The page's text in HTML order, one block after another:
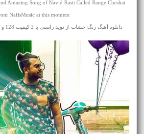
Amazing Song of Navid Rasti Called Range Cheshat
NafisMusic at this moment
دانلود آهنگ رنگ چشات از نوید راستی با 2 کیفیت 128 و 320 همراه با متن آهنگ